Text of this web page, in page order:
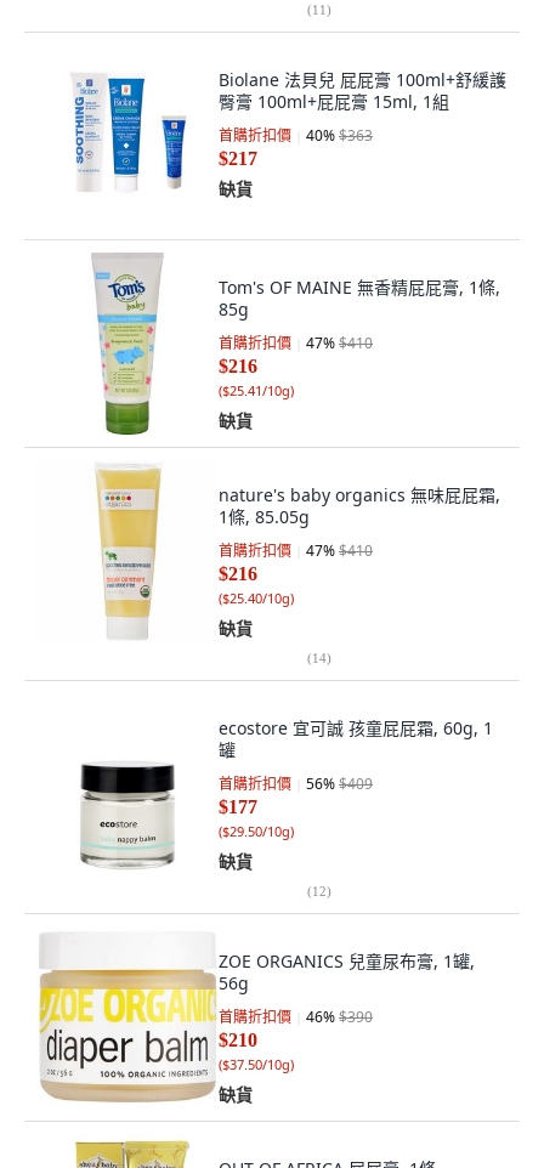
(11)
Biolane 法貝兒 屁屁膏 100ml+舒緩護
臀膏 100ml+屁屁膏 15ml, 1組
首購折扣價 40%$363
$217
缺貨
Tom's OF MAINE 無香精屁屁膏, 1條,
85g
首購折扣價 47%$410
$216
($25.41/10g)
缺貨
nature's baby organics 無味屁屁霜,
1條, 85.05g
首購折扣價 47%$410
$216
($25.40/10g)
缺貨
(14)
ecostore 宜可誠 孩童屁屁霜, 60g, 1
罐
首購折扣價 56%$409
$177
($29.50/10g)
缺貨
(12)
ZOE ORGANICS 兒童尿布膏, 1罐,
56g
首購折扣價 46%$390
$210
($37.50/10g)
缺貨